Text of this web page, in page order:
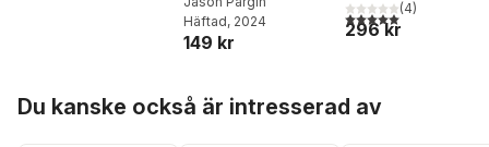
Häftad, 2024
149 kr
5,0utav 5 stjärnor.
(4)
296 kr
Du kanske också är intresserad av